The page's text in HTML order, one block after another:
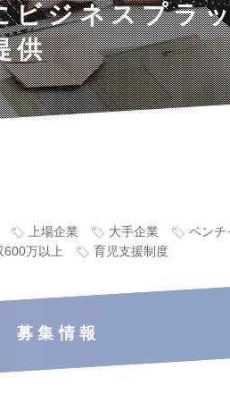
ビジネスプラ
供
上場企業 大手企業 ベンチ
600万以上 育児支援制度
募集情報